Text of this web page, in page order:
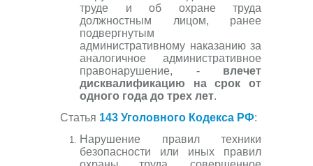
труде и об охране труда
должностным лицом, ранее
подвергнутым
административному наказанию за
аналогичное административное
правонарушение, - влечет
дисквалификацию на срок от
одного года до трех лет.
Статья 143 Уголовного Кодекса РФ:
Нарушение правил техники
безопасности или иных правил